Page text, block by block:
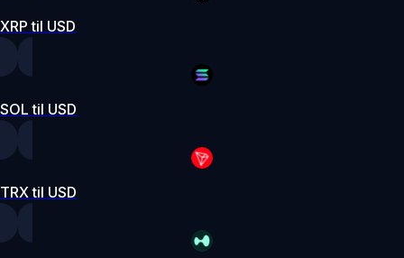
XRP til USD
SOL til USD
TRX til USD